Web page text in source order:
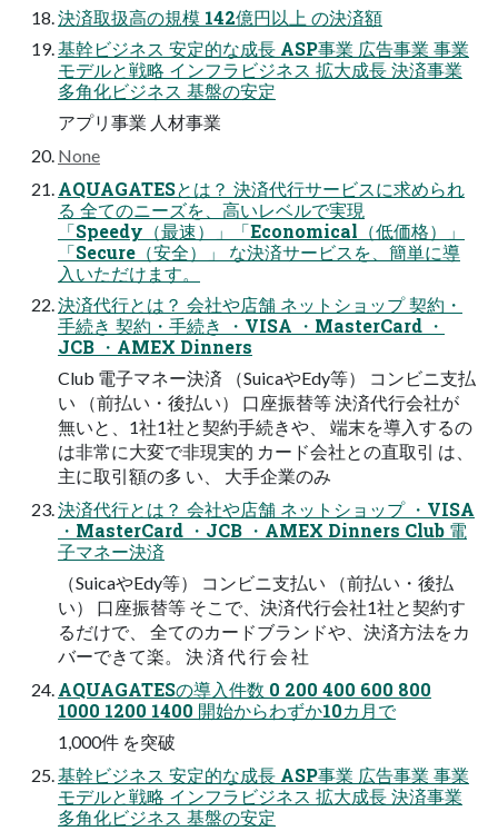
決済取扱高の規模 142億円以上 の決済額
基幹ビジネス 安定的な成長 ASP事業 広告事業 事業
モデルと戦略 インフラビジネス 拡大成長 決済事業
多角化ビジネス 基盤の安定
アプリ事業 人材事業
None
AQUAGATESとは？ 決済代行サービスに求められ
る 全てのニーズを、高いレベルで実現
「Speedy（最速）」「Economical（低価格）」
「Secure（安全）」 な決済サービスを、簡単に導
入いただけます。
決済代行とは？ 会社や店舗 ネットショップ 契約・
手続き 契約・手続き ・VISA ・MasterCard ・
JCB ・AMEX Dinners
Club 電子マネー決済 （SuicaやEdy等） コンビニ支払
い （前払い・後払い） 口座振替等 決済代行会社が
無いと、1社1社と契約手続きや、 端末を導入するの
は非常に大変で非現実的 カード会社との直取引 は、
主に取引額の多 い、 大手企業のみ
決済代行とは？ 会社や店舗 ネットショップ ・VISA
・MasterCard ・JCB ・AMEX Dinners Club 電
子マネー決済
（SuicaやEdy等） コンビニ支払い （前払い・後払
い） 口座振替等 そこで、決済代行会社1社と契約す
るだけで、 全てのカードブランドや、決済方法をカ
バーできて楽。 決 済 代 行 会 社
AQUAGATESの導入件数 0 200 400 600 800
1000 1200 1400 開始からわずか10カ月で
1,000件 を突破
基幹ビジネス 安定的な成長 ASP事業 広告事業 事業
モデルと戦略 インフラビジネス 拡大成長 決済事業
多角化ビジネス 基盤の安定